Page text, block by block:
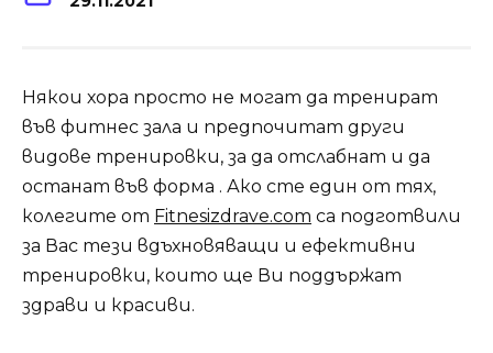
Някои хора просто не могат да тренират
във фитнес зала и предпочитат други
видове тренировки, за да отслабнат и да
останат във форма . Ако сте един от тях,
колегите от Fitnesizdrave.com са подготвили
за Вас тези вдъхновяващи и ефективни
тренировки, които ще Ви поддържат
здрави и красиви.